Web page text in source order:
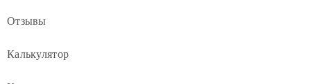
Отзывы
Калькулятор